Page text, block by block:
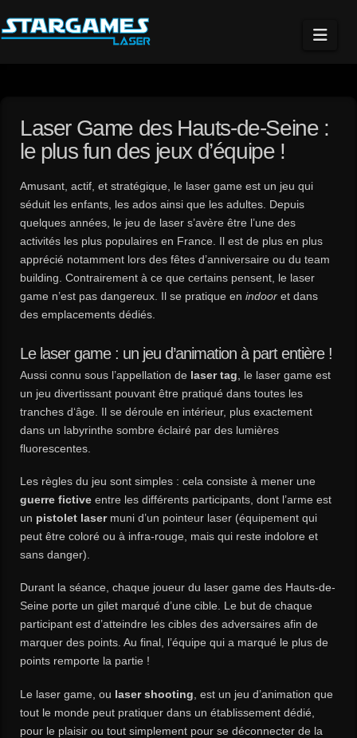
Laser Game des Hauts-de-Seine :
le plus fun des jeux d’équipe !
Amusant, actif, et stratégique, le laser game est un jeu qui
séduit les enfants, les ados ainsi que les adultes. Depuis
quelques années, le jeu de laser s’avère être l’une des
activités les plus populaires en France. Il est de plus en plus
apprécié notamment lors des fêtes d’anniversaire ou du team
building. Contrairement à ce que certains pensent, le laser
game n’est pas dangereux. Il se pratique en indoor et dans
des emplacements dédiés.
Le laser game : un jeu d’animation à part entière !
Aussi connu sous l’appellation de laser tag , le laser game est
un jeu divertissant pouvant être pratiqué dans toutes les
tranches d‘âge. Il se déroule en intérieur, plus exactement
dans un labyrinthe sombre éclairé par des lumières
fluorescentes.
Les règles du jeu sont simples : cela consiste à mener une
guerre fictive entre les différents participants, dont l’arme est
un pistolet lasermuni d’un pointeur laser (équipement qui
peut être coloré ou à infra-rouge, mais qui reste indolore et
sans danger).
Durant la séance, chaque joueur du laser game des Hauts-de-
Seine porte un gilet marqué d’une cible. Le but de chaque
participant est d’atteindre les cibles des adversaires afin de
marquer des points. Au final, l’équipe qui a marqué le plus de
points remporte la partie !
Le laser game, ou laser shooting , est un jeu d’animation que
tout le monde peut pratiquer dans un établissement dédié,
pour le plaisir ou tout simplement pour se déconnecter de la